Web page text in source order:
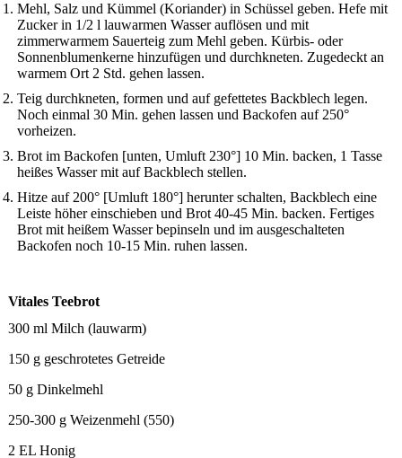
Mehl, Salz und Kümmel (Koriander) in Schüssel geben. Hefe mit
Zucker in 1/2 l lauwarmen Wasser auflösen und mit
zimmerwarmem Sauerteig zum Mehl geben. Kürbis- oder
Sonnenblumenkerne hinzufügen und durchkneten. Zugedeckt an
warmem Ort 2 Std. gehen lassen.
Teig durchkneten, formen und auf gefettetes Backblech legen.
Noch einmal 30 Min. gehen lassen und Backofen auf 250°
vorheizen.
Brot im Backofen [unten, Umluft 230°] 10 Min. backen, 1 Tasse
heißes Wasser mit auf Backblech stellen.
Hitze auf 200° [Umluft 180°] herunter schalten, Backblech eine
Leiste höher einschieben und Brot 40-45 Min. backen. Fertiges
Brot mit heißem Wasser bepinseln und im ausgeschalteten
Backofen noch 10-15 Min. ruhen lassen.
Vitales Teebrot
300 ml Milch (lauwarm)
150 g geschrotetes Getreide
50 g Dinkelmehl
250-300 g Weizenmehl (550)
2 EL Honig